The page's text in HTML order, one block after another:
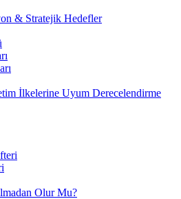
& Stratejik Hedefler
İlkelerine Uyum Derecelendirme
Olur Mu?